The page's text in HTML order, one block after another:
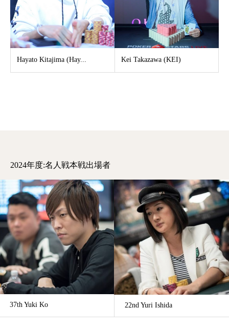
Hayato Kitajima (Hay... Kei Takazawa (KEI)
2024年度:名人戦本戦出場者
37th Yuki Ko 22nd Yuri Ishida